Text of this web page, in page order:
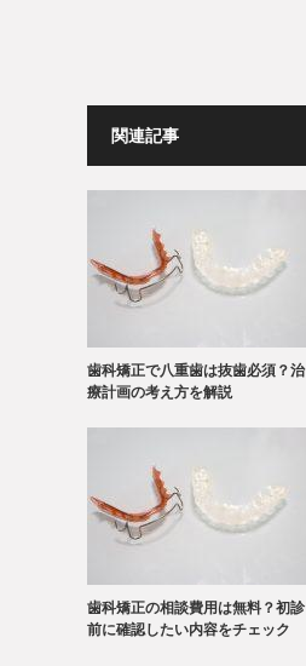
関連記事
歯科矯正で八重歯は抜歯必須？治
療計画の考え方を解説
歯科矯正の相談費用は無料？初診
前に確認したい内容をチェック